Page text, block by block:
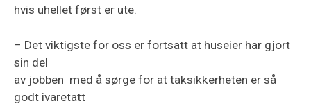
hvis uhellet først er ute.
– Det viktigste for oss er fortsatt at huseier har gjort
sin del
av jobben med å sørge for at taksikkerheten er så
godt ivaretatt